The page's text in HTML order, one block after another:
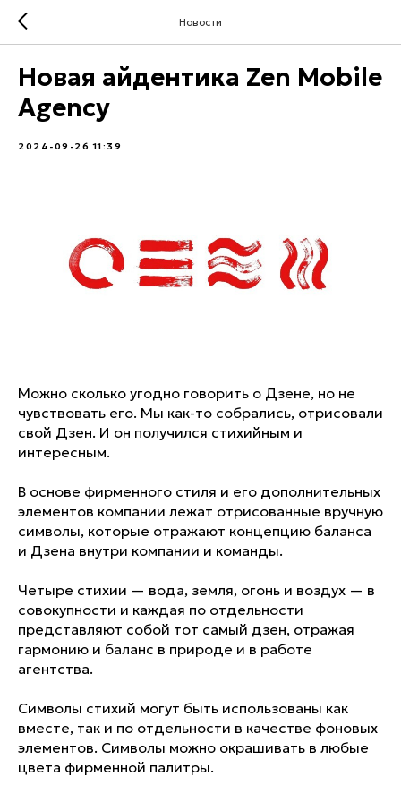
Новости
Новая айдентика Zen Mobile
Agency
2024-09-26 11:39
Можно сколько угодно говорить о Дзене, но не
чувствовать его. Мы как-то собрались, отрисовали
свой Дзен. И он получился стихийным и
интересным.
В основе фирменного стиля и его дополнительных
элементов компании лежат отрисованные вручную
символы, которые отражают концепцию баланса
и Дзена внутри компании и команды.
Четыре стихии — вода, земля, огонь и воздух — в
совокупности и каждая по отдельности
представляют собой тот самый дзен, отражая
гармонию и баланс в природе и в работе
агентства.
Символы стихий могут быть использованы как
вместе, так и по отдельности в качестве фоновых
элементов. Символы можно окрашивать в любые
цвета фирменной палитры.